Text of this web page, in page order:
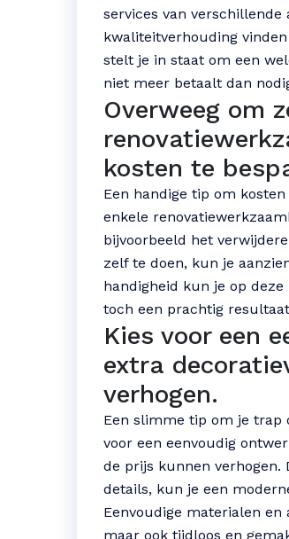
services van
kwaliteitverhouding
stelt je in staat om een
niet meer betaalt dan
Overweeg om
kosten te
Een handige tip om
enkele
bijvoorbeeld het
zelf te doen, kun je
handigheid kun je op
toch een prachtig
Kies voor een
extra
verhogen.
Een slimme tip om je trap
voor een eenvoudig
de prijs kunnen verhogen.
details, kun je een
Eenvoudige materialen
maar ook tijdloos en